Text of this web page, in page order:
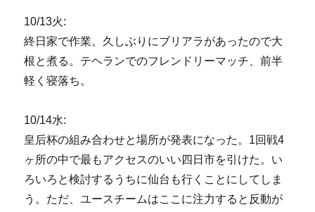
10/13火:
終日家で作業。久しぶりにブリアラがあったので大
根と煮る。テヘランでのフレンドリーマッチ、前半
軽く寝落ち。
10/14水:
皇后杯の組み合わせと場所が発表になった。1回戦4
ヶ所の中で最もアクセスのいい四日市を引けた。い
ろいろと検討するうちに仙台も行くことにしてしま
う。ただ、ユースチームはここに注力すると反動が